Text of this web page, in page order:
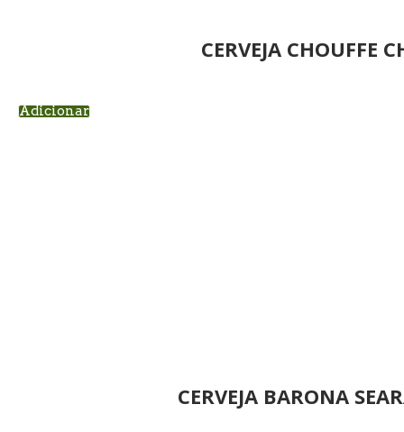
CERVEJA CHOUFFE
Adicionar
CERVEJA BARONA